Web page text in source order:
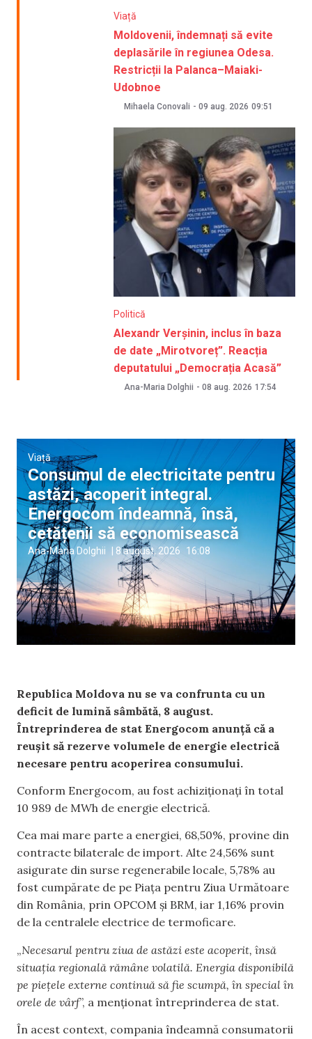
Viață
Moldovenii, îndemnați să evite
deplasările în regiunea Odesa.
Restricții la Palanca–Maiaki-
Udobnoe
Mihaela Conovali - 09 aug. 2026 09:51
Politică
Alexandr Verșinin, inclus în baza
de date „Mirotvoreț”. Reacția
deputatului „Democrația Acasă”
Ana-Maria Dolghii - 08 aug. 2026 17:54
Viață
Consumul de electricitate pentru
astăzi, acoperit integral.
Energocom îndeamnă, însă,
cetățenii să economisească
Ana-Maria Dolghii | 8 august, 2026 16:08
Republica Moldova nu se va confrunta cu un
deficit de lumină sâmbătă, 8 august.
Întreprinderea de stat Energocom anunță că a
reușit să rezerve volumele de energie electrică
necesare pentru acoperirea consumului.
Conform Energocom, au fost achiziționați în total
10 989 de MWh de energie electrică.
Cea mai mare parte a energiei, 68,50%, provine din
contracte bilaterale de import. Alte 24,56% sunt
asigurate din surse regenerabile locale, 5,78% au
fost cumpărate de pe Piața pentru Ziua Următoare
din România, prin OPCOM și BRM, iar 1,16% provin
de la centralele electrice de termoficare.
„Necesarul pentru ziua de astăzi este acoperit, însă
situația regională rămâne volatilă. Energia disponibilă
pe piețele externe continuă să fie scumpă, în special în
orele de vârf”, a menționat întreprinderea de stat.
În acest context, compania îndeamnă consumatorii